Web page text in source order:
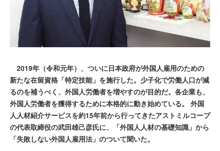
2019年（令和元年）、ついに日本政府が外国人雇用のための
新たな在留資格「特定技能」を施行した。少子化で労働人口が減
るのを補うべく、外国人労働者を増やすのが目的だ。各企業も、
外国人労働者を獲得するために本格的に動き始めている。 外国
人人材紹介サービスを約15年前から行ってきたアストミルコープ
の代表取締役の武田雄己彦氏に、「外国人人材の基礎知識」から
「失敗しない外国人雇用法」のついて聞いた。